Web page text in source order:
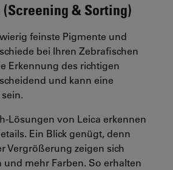
& Sorting)
feinste Pigmente und
bei Ihren Zebrafischen
Erkennung des richtigen
und kann eine
Lösungen von Leica erkennen
Ein Blick genügt, denn
Vergrößerung zeigen sich
mehr Farben. So erhalten